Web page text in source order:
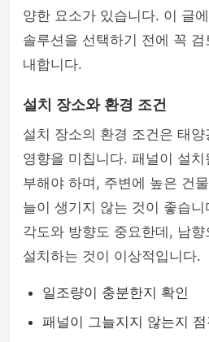
양한 요소가 있습니다. 이 글
솔루션을 선택하기 전에 꼭
내합니다.
설치 장소와 환경 조건
설치 장소의 환경 조건은 태
영향을 미칩니다. 패널이 설
부해야 하며, 주변에 높은 건
늘이 생기지 않는 것이 좋습
각도와 방향도 중요한데, 남
설치하는 것이 이상적입니다.
일조량이 충분한지 확인
패널이 그늘지지 않는지 점